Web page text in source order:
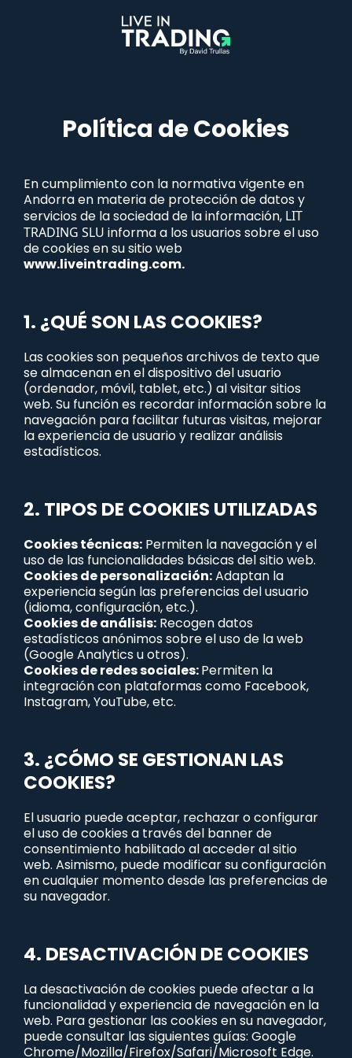
Política de Cookies
En cumplimiento con la normativa vigente en
Andorra en materia de protección de datos y
servicios de la sociedad de la información, LIT
TRADING SLU informa a los usuarios sobre el uso
de cookies en su sitio web
www.liveintrading.com.
1. ¿QUÉ SON LAS COOKIES?
Las cookies son pequeños archivos de texto que
se almacenan en el dispositivo del usuario
(ordenador, móvil, tablet, etc.) al visitar sitios
web. Su función es recordar información sobre la
navegación para facilitar futuras visitas, mejorar
la experiencia de usuario y realizar análisis
estadísticos.
2. TIPOS DE COOKIES UTILIZADAS
Cookies técnicas: Permiten la navegación y el
uso de las funcionalidades básicas del sitio web.
Cookies de personalización:Adaptan la
experiencia según las preferencias del usuario
(idioma, configuración, etc.).
Cookies de análisis: Recogen datos
estadísticos anónimos sobre el uso de la web
(Google Analytics u otros).
Cookies de redes sociales:Permiten la
integración con plataformas como Facebook,
Instagram, YouTube, etc.
3. ¿CÓMO SE GESTIONAN LAS
COOKIES?
El usuario puede aceptar, rechazar o configurar
el uso de cookies a través del banner de
consentimiento habilitado al acceder al sitio
web. Asimismo, puede modificar su configuración
en cualquier momento desde las preferencias de
su navegador.
4. DESACTIVACIÓN DE COOKIES
La desactivación de cookies puede afectar a la
funcionalidad y experiencia de navegación en la
web. Para gestionar las cookies en su navegador,
puede consultar las siguientes guías: Google
Chrome/Mozilla/Firefox/Safari/Microsoft Edge.